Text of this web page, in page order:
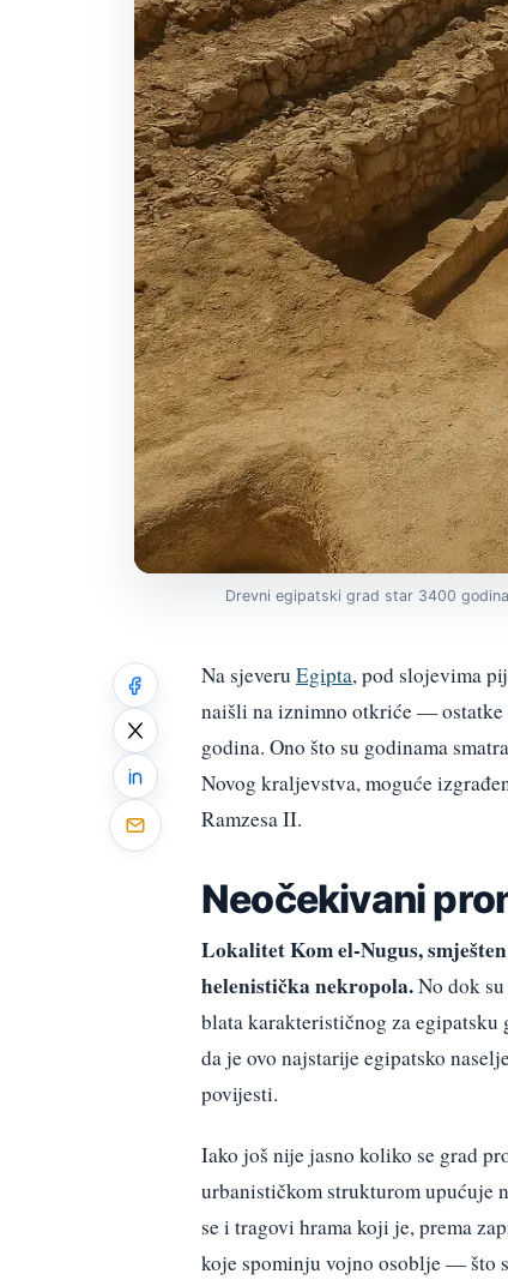
Drevni egipatski grad star 3400
Na sjeveru Egipta, pod slojevima
naišli na iznimno otkriće — ostatke
godina. Ono što su godinama
Novog kraljevstva, moguće
Ramzesa II.
Neočekivani
Lokalitet Kom el-Nugus,
helenistička nekropola.No dok
blata karakterističnog za
da je ovo najstarije egipatsko
povijesti.
Iako još nije jasno koliko se grad
urbanističkom strukturom upućuje
se i tragovi hrama koji je, prema
koje spominju vojno osoblje — što